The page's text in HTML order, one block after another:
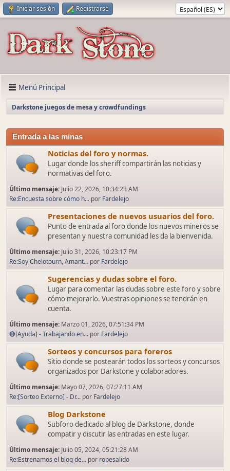
Iniciar sesión Registrarse
Menú Principal
Darkstone juegos de mesa y crowdfundings
Entrada a las minas
Noticias del foro y normas.
Lugar donde los sheriff compartirán las noticias y
normativas del foro.
Último mensaje: Julio 22, 2026, 10:34:23 AM
Re:Encuesta sobre cómo h... por Fardelejo
Presentaciones de nuevos usuarios del foro.
Punto de entrada al foro donde los nuevos mineros se
presentan y nuestra comunidad les da la bienvenida.
Último mensaje: Julio 31, 2026, 10:23:17 PM
Re:Soy Chelotourn, Amant... por Fardelejo
Sugerencias y dudas sobre el foro.
Lugar para comentar las dudas sobre este foro y sobre
cómo mejorarlo. Vuestras opiniones se tendrán en
cuenta.
Último mensaje: Marzo 01, 2026, 07:51:34 PM
🔴[Ayuda] - Trabajando en... por Fardelejo
Sorteos y concursos para foreros
Sitio donde se postearán todos los sorteos y concursos
organizados por Darkstone y colaboradores.
Último mensaje: Mayo 07, 2026, 07:27:11 AM
Re:[Sorteo Externo] - Dr... por Fardelejo
Blog Darkstone
Subforo dedicado al blog de Darkstone, donde
compatir y discutir las entradas en este lugar.
Último mensaje: Julio 05, 2024, 05:21:28 AM
Re:Estrenamos el blog de... por ropesalido